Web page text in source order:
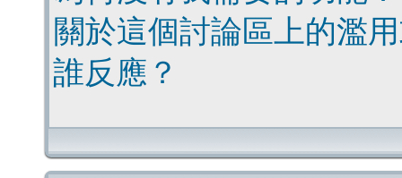
關於這個討論區上的濫
誰反應？